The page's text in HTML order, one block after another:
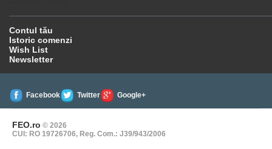
Contul tău
Istoric comenzi
Wish List
Newsletter
Facebook Twitter Google+
FEO.ro © 2026
CUI: RO 19726706, Reg. Com.: J39/943/2006